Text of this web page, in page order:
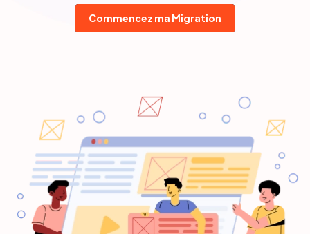
Commencez ma Migration